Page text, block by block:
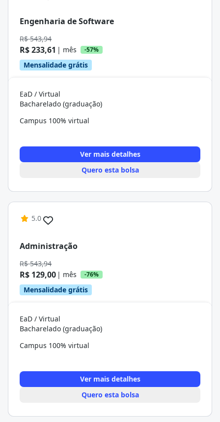
Engenharia de Software
R$ 543,94
R$ 233,61 | mês -57%
Mensalidade grátis
EaD / Virtual
Bacharelado (graduação)
Campus 100% virtual
Ver mais detalhes
Quero esta bolsa
5.0
Administração
R$ 543,94
R$ 129,00 | mês -76%
Mensalidade grátis
EaD / Virtual
Bacharelado (graduação)
Campus 100% virtual
Ver mais detalhes
Quero esta bolsa